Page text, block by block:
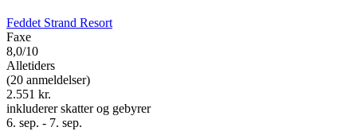
Feddet Strand Resort
Faxe
8,0/10
Alletiders
(20 anmeldelser)
2.551 kr.
inkluderer skatter og gebyrer
6. sep. - 7. sep.